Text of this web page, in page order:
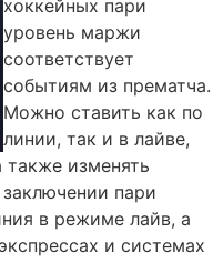
хоккейных пари
уровень маржи
соответствует
событиям из прематча.
Можно ставить как по
линии, так и в лайве,
также изменять
пари
в режиме лайв, а
и системах